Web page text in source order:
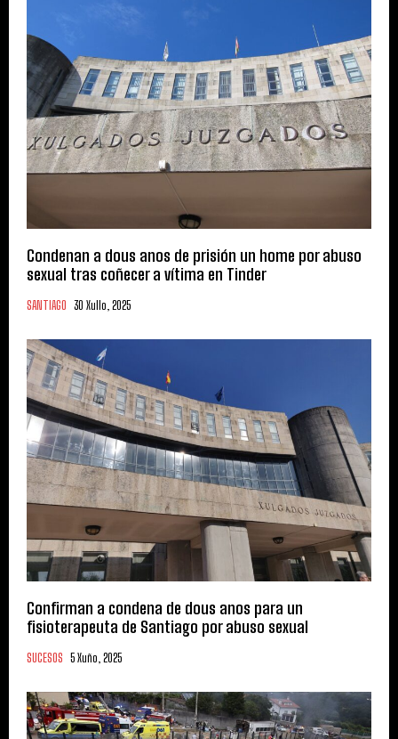
Condenan a dous anos de prisión un home por abuso
sexual tras coñecer a vítima en Tinder
SANTIAGO 30 Xullo, 2025
Confirman a condena de dous anos para un
fisioterapeuta de Santiago por abuso sexual
SUCESOS 5 Xuño, 2025